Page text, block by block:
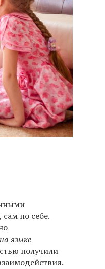
по себе.
языке
получили